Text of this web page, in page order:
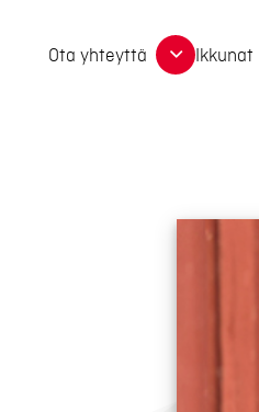
Ota yhteyttä Ikkunat